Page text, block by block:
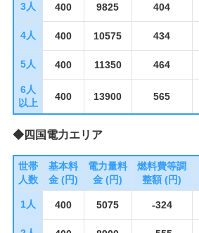
3人 400 9825 404
4人 400 10575 434
5人 400 11350 464
6人
以上
400 13900 565
◆四国電力エリア
世帯
人数
基本料
金 (円)
電力量料
金 (円)
燃料費等調
整額 (円)
1人 400 5075 -324